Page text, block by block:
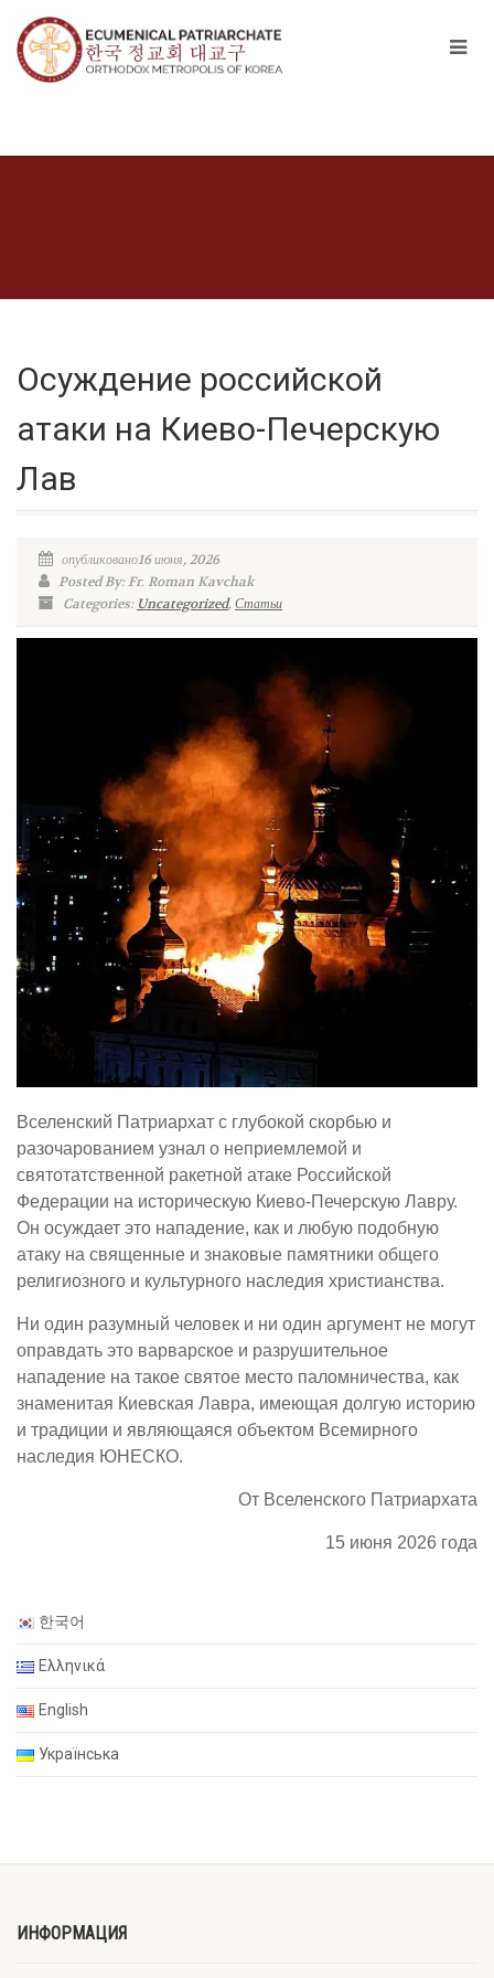
Осуждение российской
атаки на Киево-Печерскую
Лав
опубликовано16 июня, 2026
Posted By: Fr. Roman Kavchak
Categories: Uncategorized,Статьи
Вселенский Патриархат с глубокой скорбью и
разочарованием узнал о неприемлемой и
святотатственной ракетной атаке Российской
Федерации на историческую Киево-Печерскую Лавру.
Он осуждает это нападение, как и любую подобную
атаку на священные и знаковые памятники общего
религиозного и культурного наследия христианства.
Ни один разумный человек и ни один аргумент не могут
оправдать это варварское и разрушительное
нападение на такое святое место паломничества, как
знаменитая Киевская Лавра, имеющая долгую историю
и традиции и являющаяся объектом Всемирного
наследия ЮНЕСКО.
От Вселенского Патриархата
15 июня 2026 года
한국어
Ελληνικά
English
Українська
ИНФОРМАЦИЯ